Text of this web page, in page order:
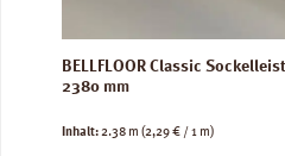
BELLFLOOR Classic
2380 mm
Inhalt:2.38 m (2,29 € / 1 m)